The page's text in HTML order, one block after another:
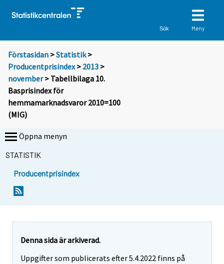
Sök Meny
Förstasidan >Statistik >
Producentprisindex> 2013 >
november> Tabellbilaga 10.
Basprisindex för
hemmamarknadsvaror 2010=100
(MIG)
Öppna menyn
STATISTIK
Producentprisindex
Denna sida är arkiverad.
Uppgifter som publicerats efter 5.4.2022 finns på